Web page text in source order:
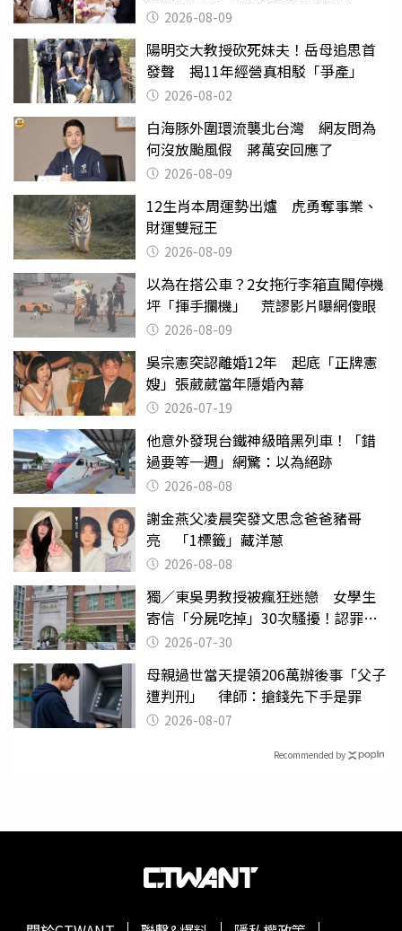
2026-08-09
陽明交大教授砍死妹夫！岳母追思首
發聲 揭11年經營真相駁「爭產」
2026-08-02
白海豚外圍環流襲北台灣 網友問為
何沒放颱風假 蔣萬安回應了
2026-08-09
12生肖本周運勢出爐 虎勇奪事業、
財運雙冠王
2026-08-09
以為在搭公車？2女拖行李箱直闖停機
坪「揮手攔機」 荒謬影片曝網傻眼
2026-08-09
吳宗憲突認離婚12年 起底「正牌憲
嫂」張葳葳當年隱婚內幕
2026-07-19
他意外發現台鐵神級暗黑列車！「錯
過要等一週」網驚：以為絕跡
2026-08-08
謝金燕父凌晨突發文思念爸爸豬哥
亮 「1標籤」藏洋蔥
2026-08-08
獨／東吳男教授被瘋狂迷戀 女學生
寄信「分屍吃掉」30次騷擾！認罪免
關 2026-07-30
母親過世當天提領206萬辦後事「父子
遭判刑」 律師：搶錢先下手是罪
2026-08-07
Recommended by